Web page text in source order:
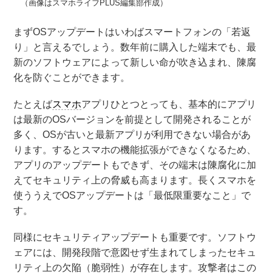
（画像はスマホライフPLUS編集部作成）
まずOSアップデートはいわばスマートフォンの「若返
り」と言えるでしょう。数年前に購入した端末でも、最
新のソフトウェアによって新しい命が吹き込まれ、陳腐
化を防ぐことができます。
たとえばスマホアプリひとつとっても、基本的にアプリ
は最新のOSバージョンを前提として開発されることが
多く、OSが古いと最新アプリが利用できない場合があ
ります。するとスマホの機能拡張ができなくなるため、
アプリのアップデートもできず、その端末は陳腐化に加
えてセキュリティ上の脅威も高まります。長くスマホを
使ううえでOSアップデートは「最低限重要なこと」で
す。
同様にセキュリティアップデートも重要です。ソフトウ
ェアには、開発段階で意図せず生まれてしまったセキュ
リティ上の欠陥（脆弱性）が存在します。攻撃者はこの